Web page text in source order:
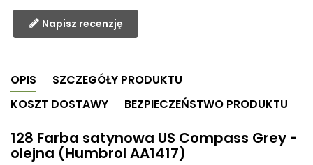
Napisz recenzję
OPIS
SZCZEGÓŁY PRODUKTU
KOSZT DOSTAWY
BEZPIECZEŃSTWO PRODUKTU
128 Farba satynowa US Compass Grey -
olejna (Humbrol AA1417)